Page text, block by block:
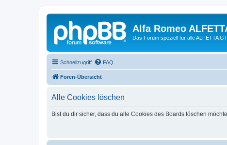
Alfa Romeo
Das Forum speziell für alle ALFETTA
Schnellzugriff FAQ
Foren-Übersicht
Alle Cookies löschen
Bist du dir sicher, dass du alle Cookies des Boards löschen